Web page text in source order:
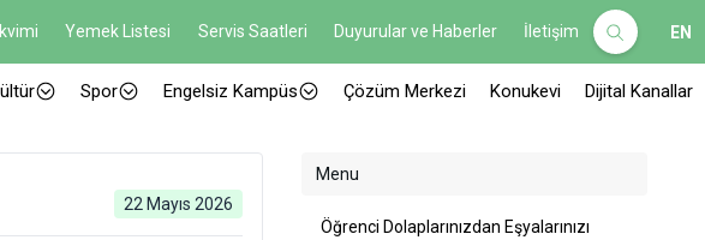
Yemek Listesi Servis Saatleri Duyurular ve Haberler İletişim EN
Spor Engelsiz Kampüs Çözüm Merkezi Konukevi Dijital Kanallar
22 Mayıs 2026
Menu
Öğrenci Dolaplarınızdan Eşyalarınızı